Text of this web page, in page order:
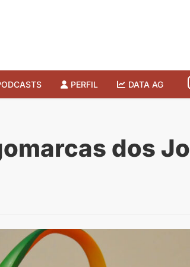
PERFIL DATA AG
dos